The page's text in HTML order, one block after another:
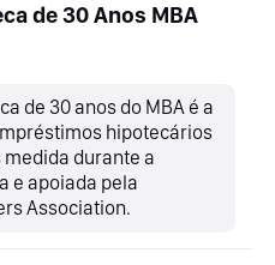
de 30 Anos MBA
de 30 anos do MBA é a
hipotecários
durante a
e apoiada pela
Association.